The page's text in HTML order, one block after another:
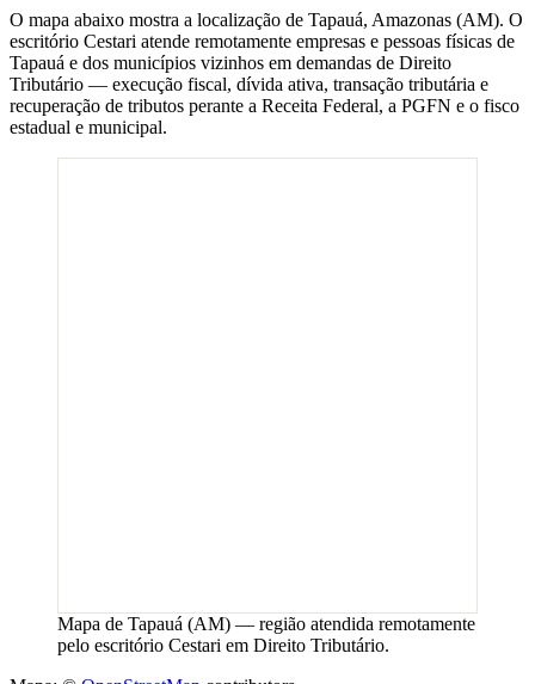
O mapa abaixo mostra a localização de Tapauá, Amazonas (AM). O
escritório Cestari atende remotamente empresas e pessoas físicas de
Tapauá e dos municípios vizinhos em demandas de Direito
Tributário — execução fiscal, dívida ativa, transação tributária e
recuperação de tributos perante a Receita Federal, a PGFN e o fisco
estadual e municipal.
Mapa de Tapauá (AM) — região atendida remotamente
pelo escritório Cestari em Direito Tributário.